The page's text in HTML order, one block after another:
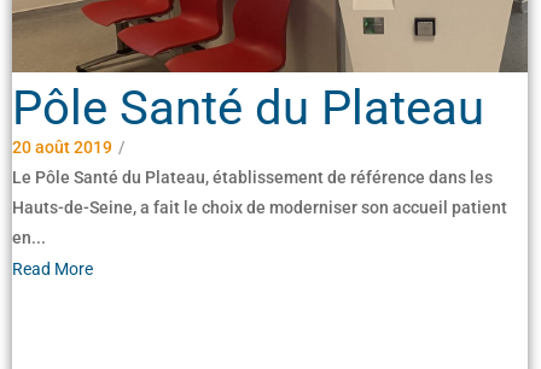
Pôle Santé du Plateau
20 août 2019 /
Le Pôle Santé du Plateau, établissement de référence dans les
Hauts-de-Seine, a fait le choix de moderniser son accueil patient
en...
Read More